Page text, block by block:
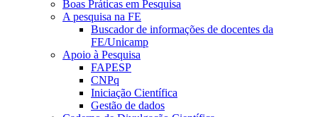
Boas Práticas em Pesquisa
A pesquisa na FE
Buscador de informações de docentes da
FE/Unicamp
Apoio à Pesquisa
FAPESP
CNPq
Iniciação Científica
Gestão de dados